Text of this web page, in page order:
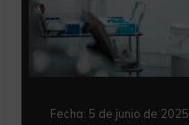
Fecha: 5 de junio de 2025